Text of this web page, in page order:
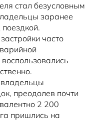
стал безусловным
заранее
часто
преодолев почти
2 200
пришлись на